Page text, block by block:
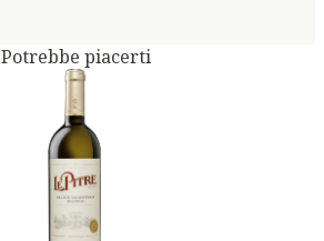
Potrebbe piacerti